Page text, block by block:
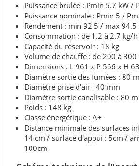
Puissance brulée : Pmin 5.7 kW /
Puissance nominale : Pmin 5 /
Rendement : min 92.5 / max 94.5
Consommation : de 1.2 à 2.7 kg/h
Capacité du réservoir : 18 kg
Volume de chauffe : de 200 à 300
Dimensions : L 961 x P 566 x H
Diamètre sortie des fumées : 80
Diamètre prise d'air : 40 mm
Diamètre sortie canalisable : 80
Poids : 148 kg
Classe énergétique : A+
Distance minimale des surfaces
14 cm / surface d'appui : 5cm /
100cm